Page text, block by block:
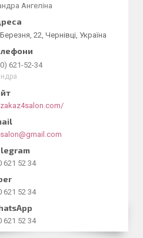
Ангеліна
22, Чернівці, Україна
621-52-34
621 52 34
621 52 34
621 52 34